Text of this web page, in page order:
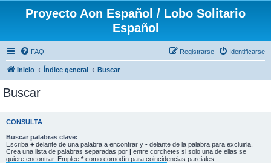
Proyecto Aon Español / Lobo Solitario
Español
FAQ Identificarse
Registrarse
Inicio Índice general Buscar
Buscar
CONSULTA
Buscar palabras clave:
Escriba + delante de una palabra a encontrar y - delante de la palabra para excluirla.
Crea una lista de palabras separadas por | entre corchetes si solo una de ellas se
quiere encontrar. Emplee * como comodín para coincidencias parciales.